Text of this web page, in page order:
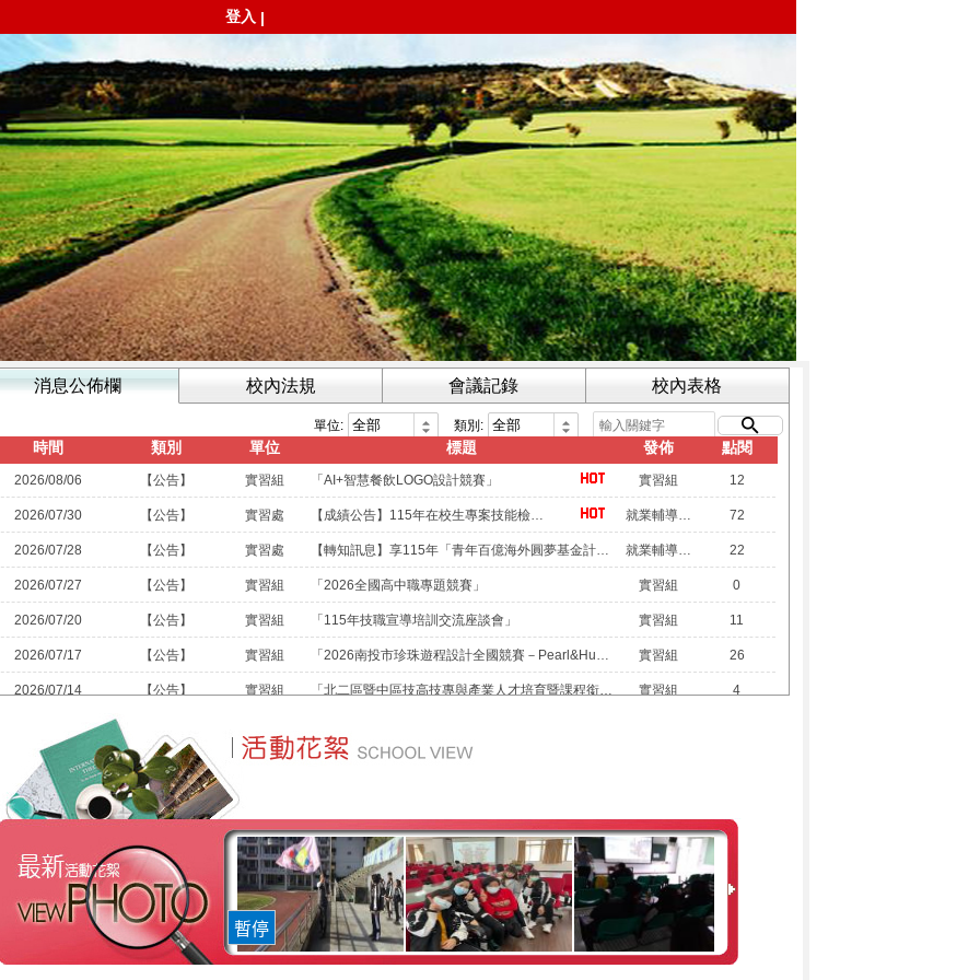
登入 |
消息公佈欄 校內法規 會議記錄 校內表格
單位: 類別:
時間 類別 單位 標題 發佈 點閱
2026/08/06 【公告】 實習組 「AI+智慧餐飲LOGO設計競賽」 實習組 12
2026/07/30 【公告】 實習處 【成績公告】115年在校生專案技能檢定成績公告 就業輔導組長 72
2026/07/28 【公告】 實習處 【轉知訊息】享115年「青年百億海外圓夢基金計畫－澳洲塔斯馬尼 亞大學參訪活動」執行成果發表會 就業輔導組長 22
2026/07/27 【公告】 實習組 「2026全國高中職專題競賽」 實習組 0
2026/07/20 【公告】 實習組 「115年技職宣導培訓交流座談會」 實習組 11
2026/07/17 【公告】 實習組 「2026南投市珍珠遊程設計全國競賽－Pearl&Hub教師研習工作坊」 實習組 26
2026/07/14 【公告】 實習組 「北二區暨中區技高技專與產業人才培育暨課程銜接座談會」 實習組 4
2026/06/30 【公告】 實習組 「第2屆國家食農教育傑出貢獻獎活動簡章」
2026/06/30 【公告】
實習處 【轉知訊息】臺中市智慧製造技術教學中心辦理「智慧協作型 機械手臂_學生初階證照考照研習」 就業輔導組長 11
2026/06/29 【公告】 實習組 【一場有「職」感的競賽──教案設計與教學實踐徵件】 實習組
2026/06/29 【公告】 實習處 【轉知訊息】臺中市智慧製造技術教學中心辦理「職能深化- AI協作機械手臂_中階證照考照研習」 就業輔導組長 11
【公告】 實習組 國際性競賽宣導